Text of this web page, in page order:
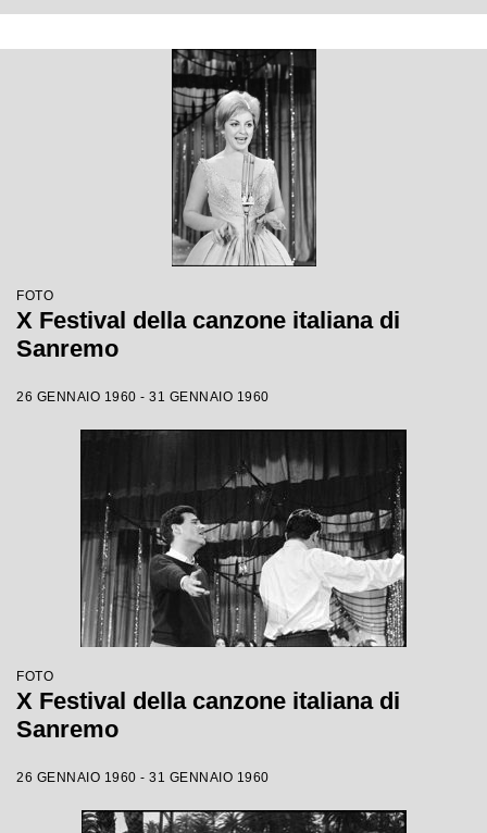
FOTO
X Festival della canzone italiana di
Sanremo
26 GENNAIO 1960 - 31 GENNAIO 1960
FOTO
X Festival della canzone italiana di
Sanremo
26 GENNAIO 1960 - 31 GENNAIO 1960